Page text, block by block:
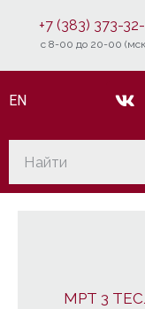
+7 (383) 373-
c 8-00 до 20-00
EN
МРТ 3